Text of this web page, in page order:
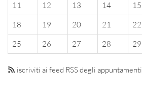
11
12 13 14 15
18
19 20 21 22
25
26 27 28 29
iscriviti ai feed RSS degli appuntamenti